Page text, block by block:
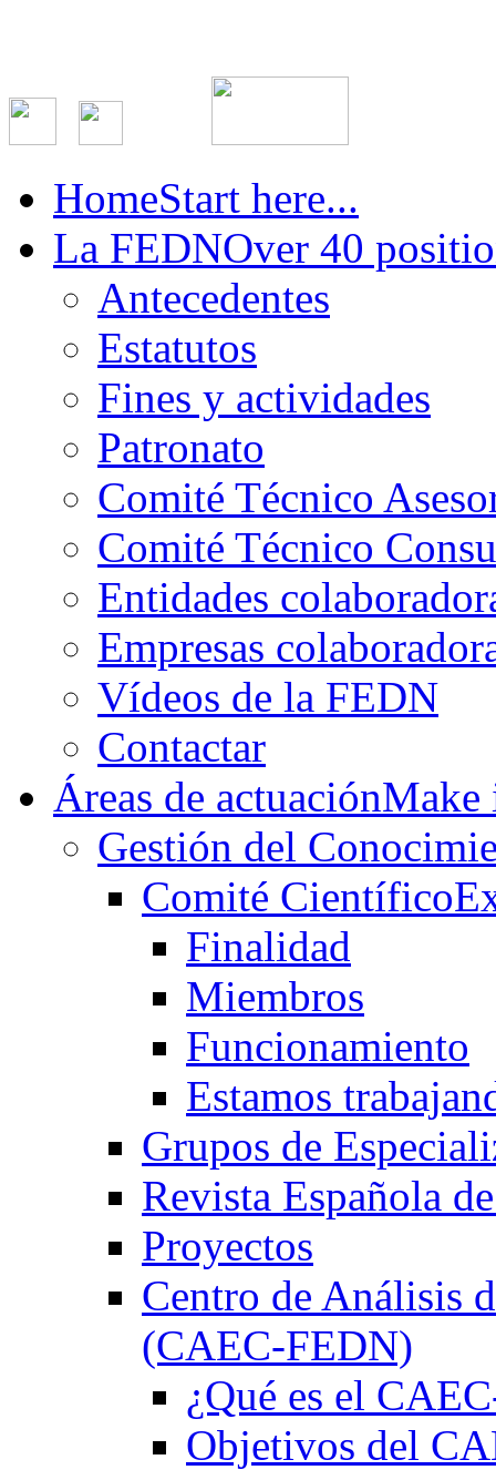
HomeStart here...
La FEDNOver 40
Antecedentes
Estatutos
Fines y actividades
Patronato
Comité Técnico
Comité Técnico
Entidades
Empresas
Vídeos de la FEDN
Contactar
Áreas de actuación
Gestión del
Comité Científico
Finalidad
Miembros
Funcionamiento
Estamos
Grupos de
Revista Española
Proyectos
Centro de Análisis
(CAEC-FEDN)
¿Qué es el
Objetivos del